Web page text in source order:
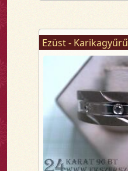
Ezüst - Karikagyűrű